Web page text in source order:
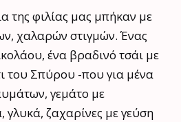
της φιλίας μας μπήκαν με
χαλαρών στιγμών. Ένας
ένα βραδινό τσάι με
του Σπύρου -που για μένα
γεμάτο με
γλυκά, ζαχαρίνες με γεύση